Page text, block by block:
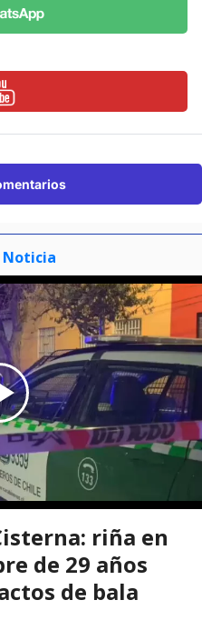
Noticia
riña en
de 29 años
de bala